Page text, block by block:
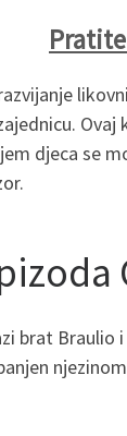
djeca se
brat